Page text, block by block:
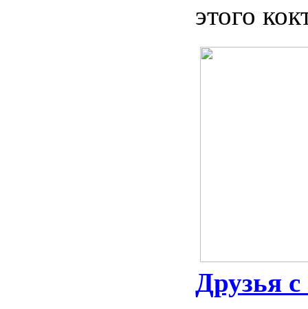
этого
Друзья с